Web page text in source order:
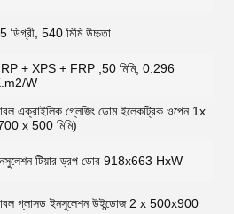
ডিগ্রী, 540 মিমি উচ্চতা
+ XPS + FRP ,50 মিমি, 0.296
W
এক্রাইলিক গ্লেজিং ডোম ইলেকট্রিক ওপেন 1x
x 500 মিমি)
টিয়ার ড্রপ ডোর 918x663 HxW
গ্লাসড ইনসুলেশন উইন্ডোজ 2 x 500x900